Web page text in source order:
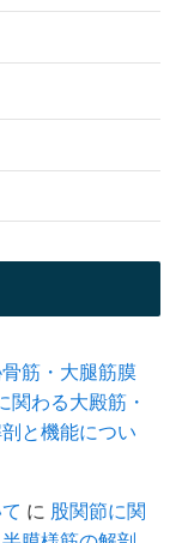
筋・大腿筋膜
関わる大殿筋・
と機能につい
に 股関節に関